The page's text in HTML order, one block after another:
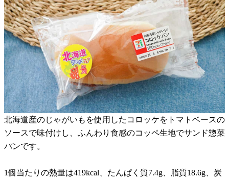
北海道産のじゃがいもを使用したコロッケをトマトベースの
ソースで味付けし、ふんわり食感のコッペ生地でサンド惣菜
パンです。
1個当たりの熱量は419kcal、たんぱく質7.4g、脂質18.6g、炭